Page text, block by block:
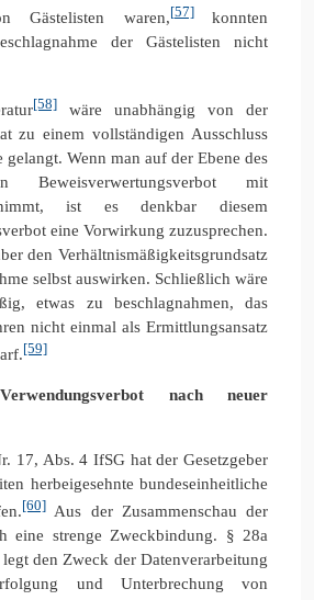
Gästelisten waren,[57]
konnten
der Gästelisten nicht
[58] wäre unabhängig von der
zu einem vollständigen Ausschluss
gelangt. Wenn man auf der Ebene des
Beweisverwertungsverbot mit
ist es denkbar diesem
eine Vorwirkung zuzusprechen.
den Verhältnismäßigkeitsgrundsatz
selbst auswirken. Schließlich wäre
etwas zu beschlagnahmen, das
nicht einmal als Ermittlungsansatz
[59]
nach neuer
17, Abs. 4 IfSG hat der Gesetzgeber
herbeigesehnte bundeseinheitliche
[60] Aus der Zusammenschau der
eine strenge Zweckbindung. § 28a
den Zweck der Datenverarbeitung
und Unterbrechung von